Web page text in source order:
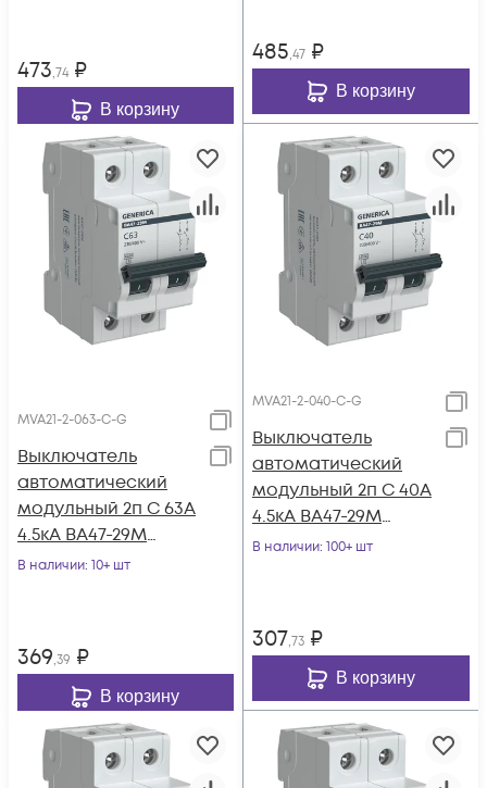
473,74 ₽
В корзину
485,47 ₽
В корзину
MVA21-2-063-C-G
Выключатель
автоматический
модульный 2п C 63А
4.5кА ВА47-29М
GENERICA MVA21-2-
В наличии: 10+ шт
369,39 ₽
В корзину
MVA21-2-040-C-G
Выключатель
автоматический
модульный 2п C 40А
4.5кА ВА47-29М
GENERICA MVA21-2-
В наличии: 100+ шт
307,73 ₽
В корзину